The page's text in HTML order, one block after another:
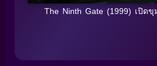
The Ninth Gate (1999) เปิด